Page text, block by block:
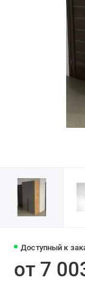
Доступный к
от 7